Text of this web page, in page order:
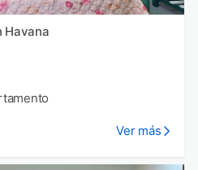
Havana
Ver más